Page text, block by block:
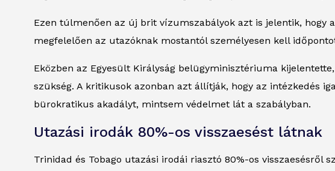
Ezen túlmenően az új brit vízumszabályok azt is jelentik, hogy
megfelelően az utazóknak mostantól személyesen kell
Eközben az Egyesült Királyság belügyminisztériuma
szükség. A kritikusok azonban azt állítják, hogy az intézkedés
bürokratikus akadályt, mintsem védelmet lát a szabályban.
Utazási irodák 80%-os visszaesést látnak
Trinidad és Tobago utazási irodái riasztó 80%-os